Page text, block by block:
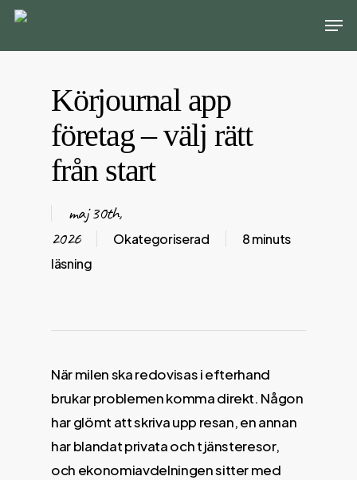
Skip
Körjournal app
företag – välj rätt
från start
maj 30th,
2026
Okategoriserad
8 minuts
läsning
När milen ska redovisas i efterhand
brukar problemen komma direkt. Någon
har glömt att skriva upp resan, en annan
har blandat privata och tjänsteresor,
och ekonomiavdelningen sitter med